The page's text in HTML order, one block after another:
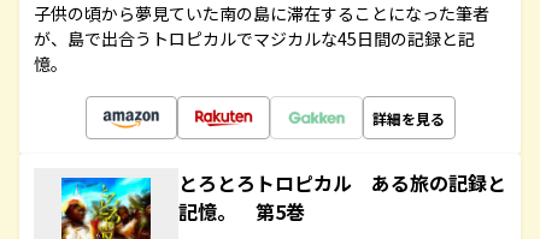
子供の頃から夢見ていた南の島に滞在することになった筆者
が、島で出合うトロピカルでマジカルな45日間の記録と記
憶。
詳細を見る
とろとろトロピカル ある旅の記録と
記憶。 第5巻